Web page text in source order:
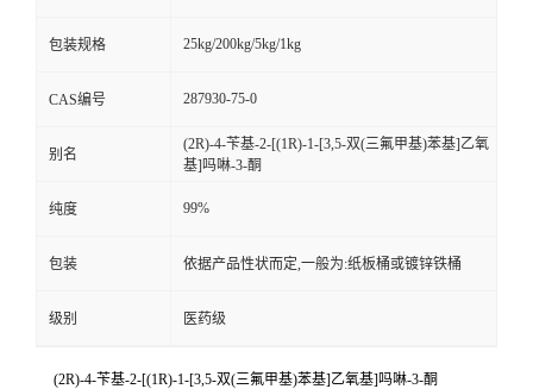
包装规格 25kg/200kg/5kg/1kg
CAS编号 287930-75-0
别名
(2R)-4-苄基-2-[(1R)-1-[3,5-双(三氟甲基)苯基]乙氧
基]吗啉-3-酮
纯度 99%
包装 依据产品性状而定,一般为:纸板桶或镀锌铁桶
级别 医药级
(2R)-4-苄基-2-[(1R)-1-[3,5-双(三氟甲基)苯基]乙氧基]吗啉-3-酮